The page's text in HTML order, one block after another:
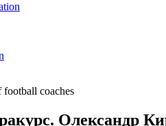
coaches
Олександр